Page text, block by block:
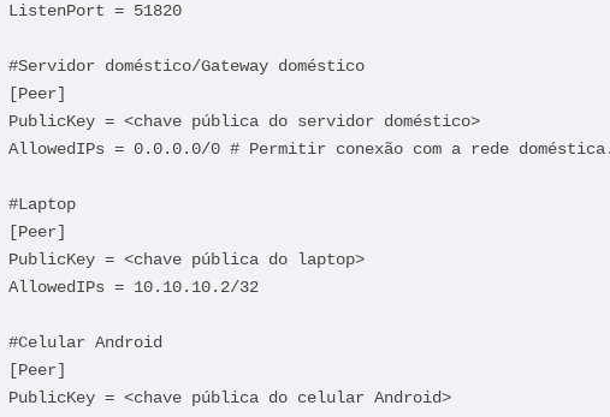
ListenPort = 51820
#Servidor doméstico/Gateway doméstico
[Peer]
PublicKey = <chave pública do servidor doméstico>
AllowedIPs = 0.0.0.0/0 # Permitir conexão com a rede doméstica.
#Laptop
[Peer]
PublicKey = <chave pública do laptop>
AllowedIPs = 10.10.10.2/32
#Celular Android
[Peer]
PublicKey = <chave pública do celular Android>